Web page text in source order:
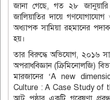
জানা গেছে, গত ২৮ জানুয়ারি
জালিয়াতির দায়ে গণযোগাযোগ
অধ্যাপক সামিয়া রহমানের
হয়।
তার বিরুদ্ধে অভিযোগ, ২০১৬
অপরাধবিজ্ঞান (ক্রিমিনোলজি)
মারজানের ‘A new
Culture : A Case Study of